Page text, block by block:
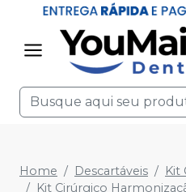
Home Descartáveis
Kit
Kit Cirúrgico